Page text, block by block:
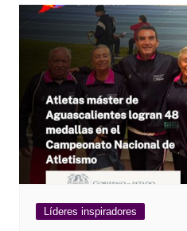
Líderes inspiradores